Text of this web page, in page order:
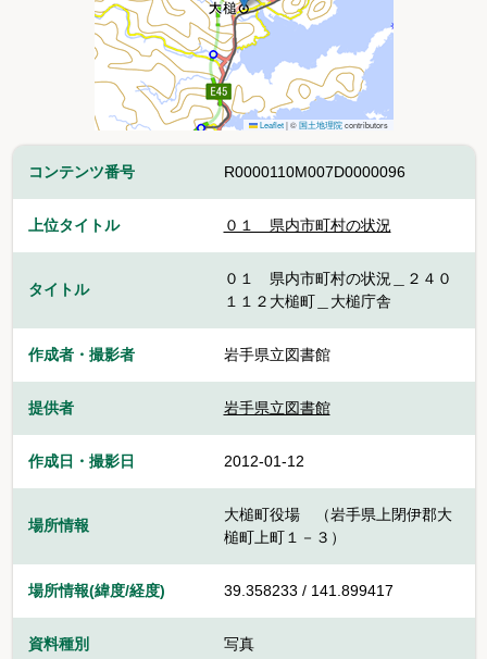
Leaflet |©国土地理院contributors
コンテンツ番号 R0000110M007D0000096
上位タイトル ０１ 県内市町村の状況
タイトル
０１ 県内市町村の状況＿２４０
１１２大槌町＿大槌庁舎
作成者・撮影者 岩手県立図書館
提供者 岩手県立図書館
作成日・撮影日 2012-01-12
場所情報
大槌町役場 （岩手県上閉伊郡大
槌町上町１－３）
場所情報(緯度/経度) 39.358233 / 141.899417
資料種別 写真